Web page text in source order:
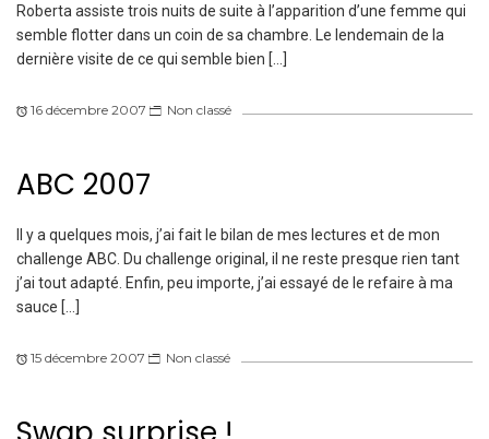
Roberta assiste trois nuits de suite à l’apparition d’une femme qui
semble flotter dans un coin de sa chambre. Le lendemain de la
dernière visite de ce qui semble bien […]
16 décembre 2007 Non classé
ABC 2007
Il y a quelques mois, j’ai fait le bilan de mes lectures et de mon
challenge ABC. Du challenge original, il ne reste presque rien tant
j’ai tout adapté. Enfin, peu importe, j’ai essayé de le refaire à ma
sauce […]
15 décembre 2007 Non classé